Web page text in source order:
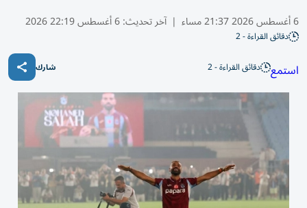
6 أغسطس 2026 21:37 مساء | آخر تحديث:6 أغسطس 22:19 2026
دقائق القراءة - 2
استمع دقائق القراءة - 2 شارك